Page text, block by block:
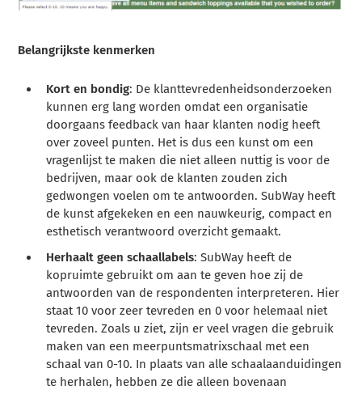
Belangrijkste kenmerken
Kort en bondig: De klanttevredenheidsonderzoeken
kunnen erg lang worden omdat een organisatie
doorgaans feedback van haar klanten nodig heeft
over zoveel punten. Het is dus een kunst om een
vragenlijst te maken die niet alleen nuttig is voor de
bedrijven, maar ook de klanten zouden zich
gedwongen voelen om te antwoorden. SubWay heeft
de kunst afgekeken en een nauwkeurig, compact en
esthetisch verantwoord overzicht gemaakt.
Herhaalt geen schaallabels: SubWay heeft de
kopruimte gebruikt om aan te geven hoe zij de
antwoorden van de respondenten interpreteren. Hier
staat 10 voor zeer tevreden en 0 voor helemaal niet
tevreden.Zoals u ziet, zijn er veel vragen die gebruik
maken van een meerpuntsmatrixschaal met een
schaal van 0-10. In plaats van alle schaalaanduidingen
te herhalen, hebben ze die alleen bovenaan